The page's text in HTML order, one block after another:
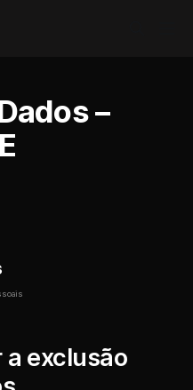
–
exclusão